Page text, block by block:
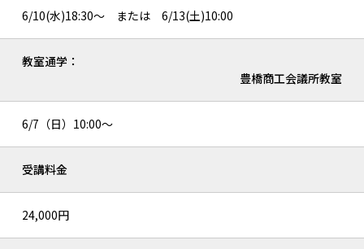
6/10(水)18:30～ または 6/13(土)10:00
教室通学：
豊橋商工会議所教室
6/7（日）10:00～
受講料金
24,000円